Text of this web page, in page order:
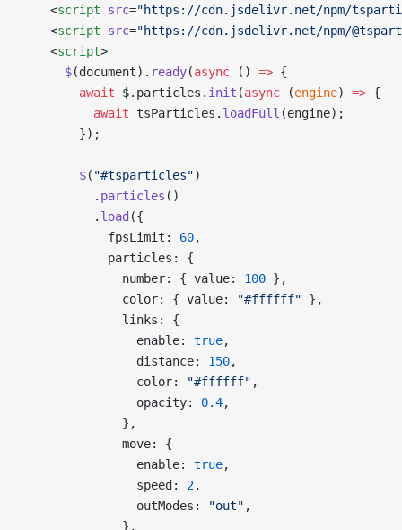
    <
script src="https://cdn.jsdelivr.net/npm/
    <
script src="https://cdn.jsdelivr.net/npm/
    <
script>
      $
(document). ready(async () => {
        await
$.particles. init (async (engine) => {
          await
tsParticles. loadFull (engine);
        });
        $
( "#tsparticles")
          .
particles ()
          .
load ({
            fpsLimit:
60,
            particles: {
              number: { value:
100 },
              color: { value:
"#ffffff" },
              links: {
                enable:
true,
                distance:
150,
                color:
"#ffffff" ,
                opacity:
0.4,
              },
              move: {
                enable:
true,
                speed:
2,
                outModes:
"out" ,
              },